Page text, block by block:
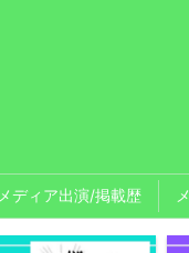
メディア出演/掲載歴